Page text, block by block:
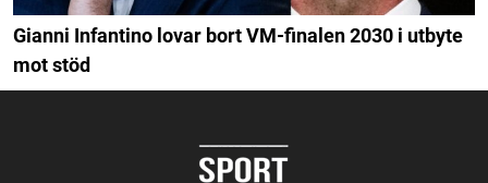
Gianni Infantino lovar bort VM-finalen 2030 i utbyte
mot stöd